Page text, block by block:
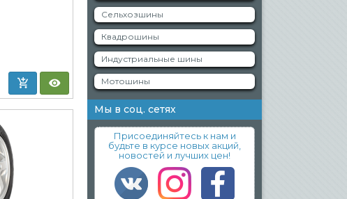
Сельхозшины
Квадрошины
Индустриальные шины
Мотошины
Мы в соц. сетях
Присоединяйтесь к нам и
будьте в курсе новых акций,
новостей и лучших цен!